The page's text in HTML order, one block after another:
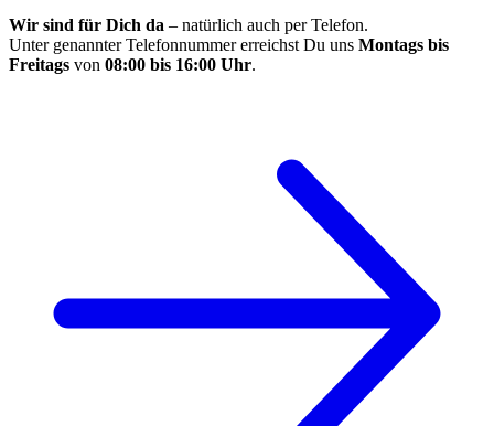
Wir sind für Dich da – natürlich auch per Telefon.
Unter genannter Telefonnummer erreichst Du uns Montags bis
Freitags von 08:00 bis 16:00 Uhr.